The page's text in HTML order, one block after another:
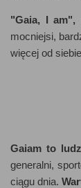
"Gaia, I am",
mocniejsi,
więcej od
Gaiam to
generalni,
ciągu dnia.